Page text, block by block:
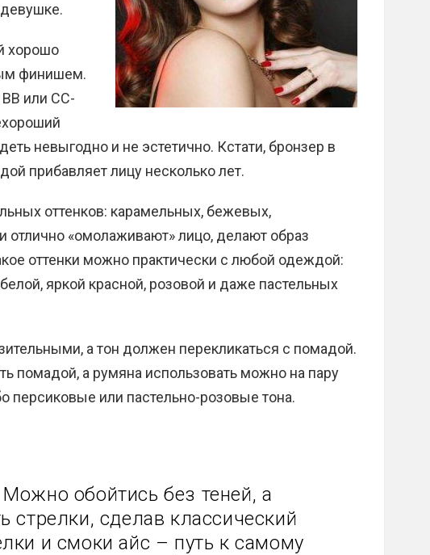
девушке.
хорошо
финишем.
или СС-
невыгодно и не эстетично. Кстати, бронзер в
прибавляет лицу несколько лет.
оттенков: карамельных, бежевых,
«омолаживают» лицо, делают образ
оттенки можно практически с любой одеждой:
яркой красной, розовой и даже пастельных
а тон должен перекликаться с помадой.
помадой, а румяна использовать можно на пару
персиковые или пастельно-розовые тона.
Можно обойтись без теней, а
стрелки, сделав классический
и смоки айс – путь к самому